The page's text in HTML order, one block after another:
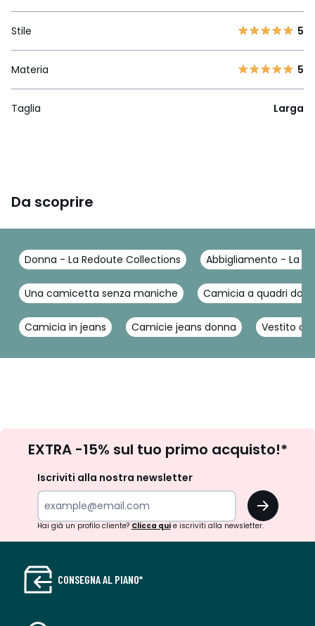
Stile 5
Materia 5
Taglia Larga
Da scoprire
Donna - La Redoute Collections Abbigliamento - La
Una camicetta senza maniche Camicia a quadri
Camicia in jeans Camicie jeans donna Vestito
newsletter
EXTRA -15% sul tuo primo acquisto!*
Iscriviti alla nostra newsletter
OK
Hai già un profilo cliente?Clicca quie iscriviti alla newsletter.
CONSEGNA AL PIANO*